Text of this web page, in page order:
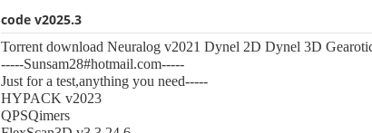
code v2025.3
Torrent download Neuralog v2021 Dynel 2D Dynel 3D
-----Sunsam28#hotmail.com-----
Just for a test,anything you need-----
HYPACK v2023
QPSQimers